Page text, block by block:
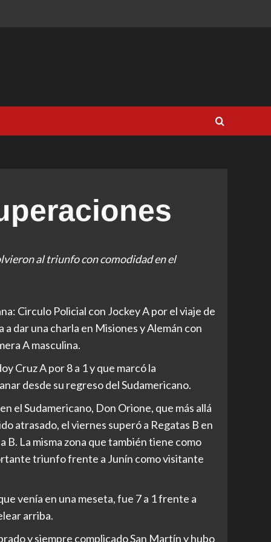
al triunfo con comodidad en el
Circulo Policial con Jockey A por el viaje de
dar una charla en Misiones y Alemán con
A masculina.
Cruz A por 8 a 1 y que marcó la
desde su regreso del Sudamericano.
el Sudamericano, Don Orione, que más allá
atrasado, el viernes superó a Regatas B en
B. La misma zona que también tiene como
triunfo frente a Junín como visitante
venía en una meseta, fue 7 a 1 frente a
arriba.
y siempre complicado San Martín y hubo